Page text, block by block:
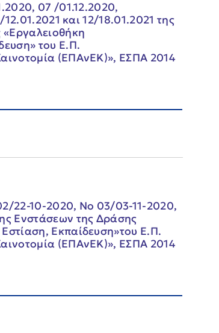
07 /01.12.2020,
και 12/18.01.2021 της
του Ε.Π.
(ΕΠΑνΕΚ)», ΕΣΠΑ 2014
22-10-2020, Νο 03/03-11-2020,
Ενστάσεων της Δράσης
Εκπαίδευση»του Ε.Π.
(ΕΠΑνΕΚ)», ΕΣΠΑ 2014